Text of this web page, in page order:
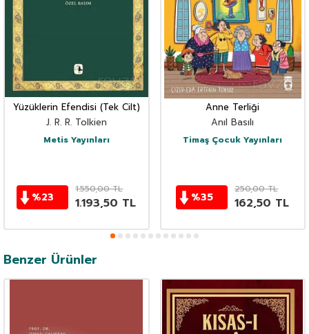
Yüzüklerin Efendisi (Tek Cilt)
J. R. R. Tolkien
Metis Yayınları
%23
1.550,00TL
1.193,50 TL
Anne Terliği
Anıl Basılı
Timaş Çocuk Yayınları
%35
250,00TL
162,50 TL
Benzer Ürünler